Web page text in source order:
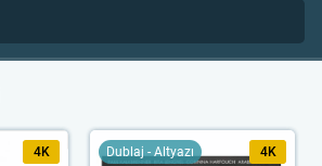
4K Dublaj - Altyazı 4K